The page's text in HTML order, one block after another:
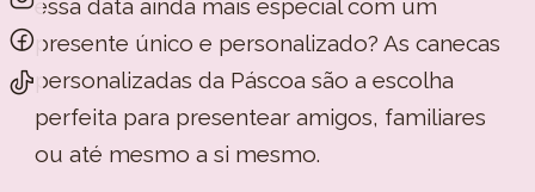
essa data ainda mais especial com um
presente único e personalizado? As canecas
personalizadas da Páscoa são a escolha
perfeita para presentear amigos, familiares
ou até mesmo a si mesmo.